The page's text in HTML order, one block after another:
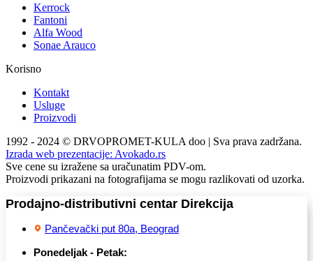
Kerrock
Fantoni
Alfa Wood
Sonae Arauco
Korisno
Kontakt
Usluge
Proizvodi
1992 - 2024 © DRVOPROMET-KULA doo | Sva prava zadržana.
Izrada web prezentacije: Avokado.rs
Sve cene su izražene sa uračunatim PDV-om.
Proizvodi prikazani na fotografijama se mogu razlikovati od uzorka.
Prodajno-distributivni centar Direkcija
Pančevački put 80a, Beograd
Ponedeljak - Petak: